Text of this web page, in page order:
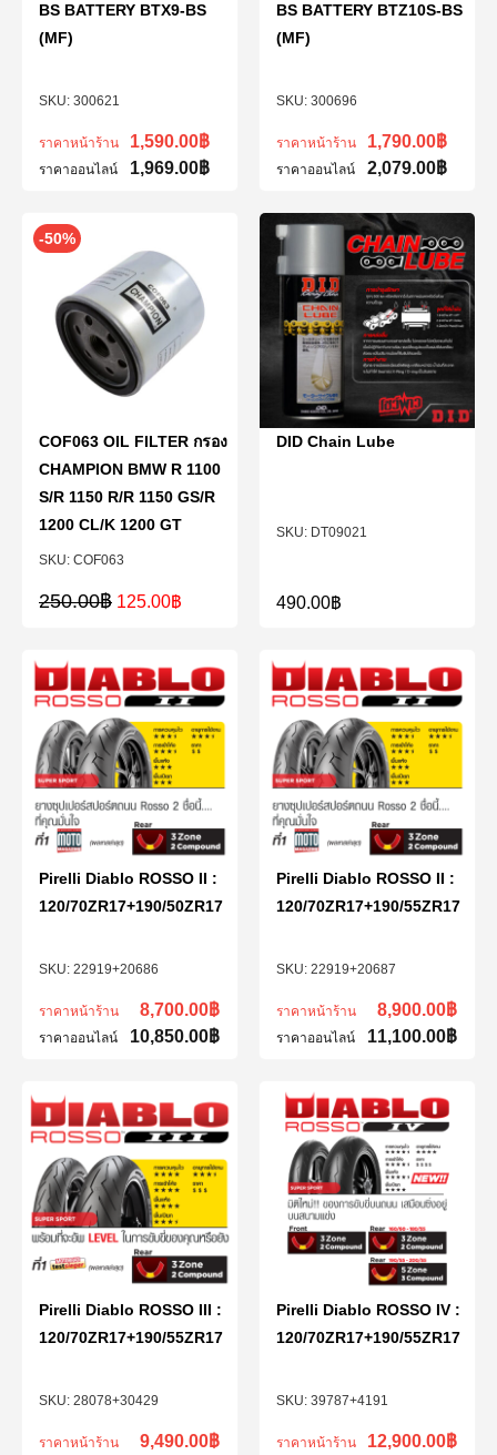
300621
BS BATTERY BTX9-BS
(MF)
ราคาหน้าร้าน 1,590.00฿
ราคาออนไลน์ 1,969.00฿
300696
BS BATTERY BTZ10S-BS
(MF)
ราคาหน้าร้าน 1,790.00฿
ราคาออนไลน์ 2,079.00฿
-50%
COF063
COF063 OIL FILTER กรอง
CHAMPION BMW R 1100
S/R 1150 R/R 1150 GS/R
1200 CL/K 1200 GT
250.00฿ 125.00฿
DT09021
DID Chain Lube
490.00฿
22919+20686
Pirelli Diablo ROSSO II :
120/70ZR17+190/50ZR17
ราคาหน้าร้าน 8,700.00฿
ราคาออนไลน์ 10,850.00฿
22919+20687
Pirelli Diablo ROSSO II :
120/70ZR17+190/55ZR17
ราคาหน้าร้าน 8,900.00฿
ราคาออนไลน์ 11,100.00฿
28078+30429
Pirelli Diablo ROSSO III :
120/70ZR17+190/55ZR17
ราคาหน้าร้าน 9,490.00฿
39787+4191
Pirelli Diablo ROSSO IV :
120/70ZR17+190/55ZR17
ราคาหน้าร้าน 12,900.00฿